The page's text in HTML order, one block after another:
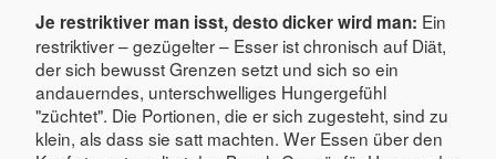
Je restriktiver man isst, desto dicker wird man: Ein
restriktiver – gezügelter – Esser ist chronisch auf Diät,
der sich bewusst Grenzen setzt und sich so ein
andauerndes, unterschwelliges Hungergefühl
"züchtet". Die Portionen, die er sich zugesteht, sind zu
klein, als dass sie satt machten. Wer Essen über den